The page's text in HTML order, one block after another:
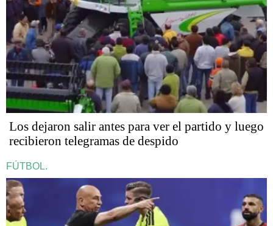
Los dejaron salir antes para ver el partido y luego
recibieron telegramas de despido
FÚTBOL.